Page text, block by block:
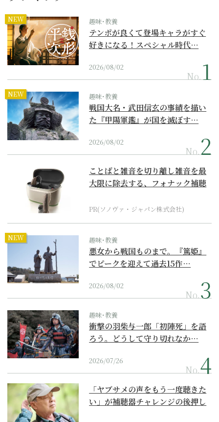
NEW 趣味･教養
テンポが良くて登場キャラがすぐ
好きになる！スペシャル時代…
2026/08/02
No.
NEW 趣味･教養
戦国大名・武田信玄の事績を描い
た『甲陽軍鑑』が国を滅ぼす…
2026/08/02
No.
ことばと雑音を切り離し雑音を最
大限に除去する、フォナック補聴
PR(ソノヴァ・ジャパン株式会社)
NEW 趣味･教養
悪女から戦国ものまで。『篤姫』
でピークを迎えて過去15作…
2026/08/02
No.
趣味･教養
衝撃の羽柴与一郎「初陣死」を語
ろう。どうして守り切れなか…
2026/07/26
No.
「ヤブサメの声をもう一度聴きた
い」が補聴器チャレンジの後押し